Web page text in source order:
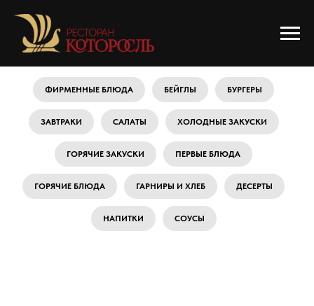
ФИРМЕННЫЕ БЛЮДА БЕЙГЛЫ БУРГЕРЫ
ЗАВТРАКИ САЛАТЫ ХОЛОДНЫЕ ЗАКУСКИ
ГОРЯЧИЕ ЗАКУСКИ ПЕРВЫЕ БЛЮДА
ГОРЯЧИЕ БЛЮДА ГАРНИРЫ И ХЛЕБ ДЕСЕРТЫ
НАПИТКИ СОУСЫ